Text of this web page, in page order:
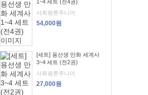
1~4 세트 (전4권)
사회평론주니어
54,000원
[세트] 용선생 만화 세계사
3~4 세트 (전2권)
사회평론주니어
27,000원